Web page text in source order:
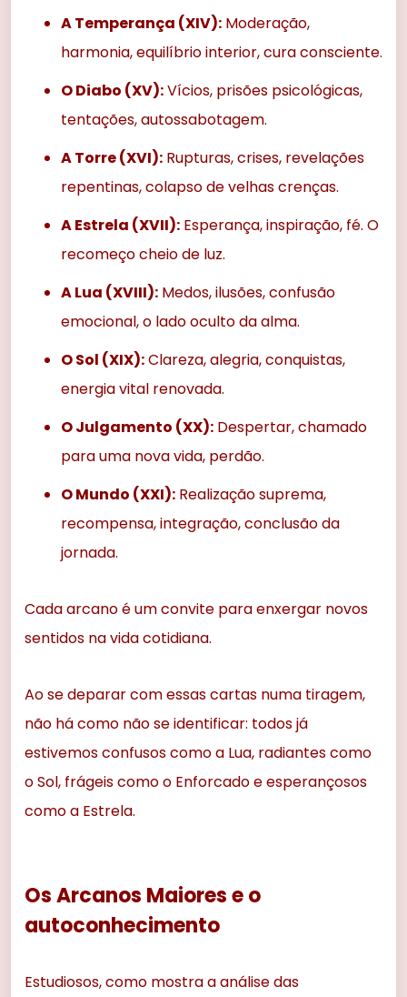
A Temperança (XIV): Moderação,
harmonia, equilíbrio interior, cura consciente.
O Diabo (XV):Vícios, prisões psicológicas,
tentações, autossabotagem.
A Torre (XVI): Rupturas, crises, revelações
repentinas, colapso de velhas crenças.
A Estrela (XVII): Esperança, inspiração, fé. O
recomeço cheio de luz.
A Lua (XVIII): Medos, ilusões, confusão
emocional, o lado oculto da alma.
O Sol (XIX):Clareza, alegria, conquistas,
energia vital renovada.
O Julgamento (XX): Despertar, chamado
para uma nova vida, perdão.
O Mundo (XXI): Realização suprema,
recompensa, integração, conclusão da
jornada.
Cada arcano é um convite para enxergar novos
sentidos na vida cotidiana.
Ao se deparar com essas cartas numa tiragem,
não há como não se identificar: todos já
estivemos confusos como a Lua, radiantes como
o Sol, frágeis como o Enforcado e esperançosos
como a Estrela.
Os Arcanos Maiores e o
autoconhecimento
Estudiosos, como mostra a análise das